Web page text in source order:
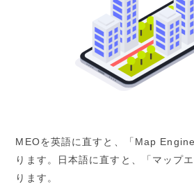
MEOを英語に直すと、「Map
ります。日本語に直すと、「マップ
ります。